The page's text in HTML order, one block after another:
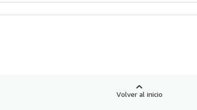
Volver al inicio